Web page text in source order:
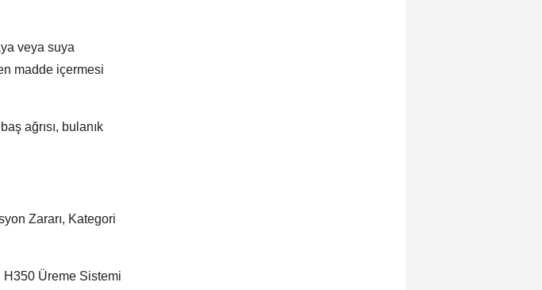
veya suya
madde içermesi
ağrısı, bulanık
Zararı, Kategori
Üreme Sistemi